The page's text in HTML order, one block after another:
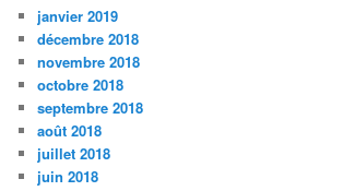
janvier 2019
décembre 2018
novembre 2018
octobre 2018
septembre 2018
août 2018
juillet 2018
juin 2018